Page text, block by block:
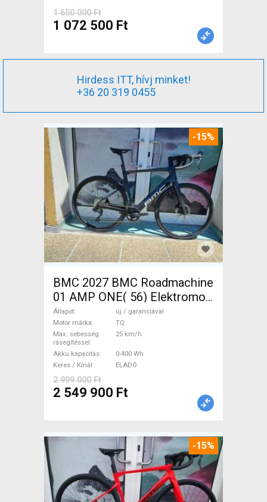
1 650 000 Ft
1 072 500 Ft
Hirdess ITT, hívj minket!
+36 20 319 0455
-15%
BMC 2027 BMC Roadmachine
01 AMP ONE( 56) Elektromos
Országúti / Gravel TQ új /
garanciával ELADÓ
Állapot
új / garanciával
Motor márka
TQ
Max. sebesség
rásegítéssel
25 km/h
Akku kapacitás
0-400 Wh
Keres / Kínál
ELADÓ
2 999 000 Ft
2 549 900 Ft
-15%